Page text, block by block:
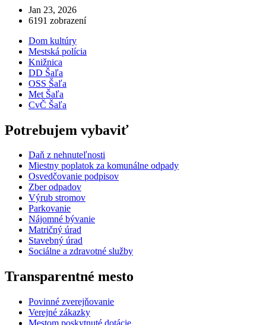
Jan 23, 2026
6191 zobrazení
Dom kultúry
Mestská polícia
Knižnica
DD Šaľa
OSS Šaľa
Met Šaľa
CvČ Šaľa
Potrebujem vybaviť
Daň z nehnuteľnosti
Miestny poplatok za komunálne odpady
Osvedčovanie podpisov
Zber odpadov
Výrub stromov
Parkovanie
Nájomné bývanie
Matričný úrad
Stavebný úrad
Sociálne a zdravotné služby
Transparentné mesto
Povinné zverejňovanie
Verejné zákazky